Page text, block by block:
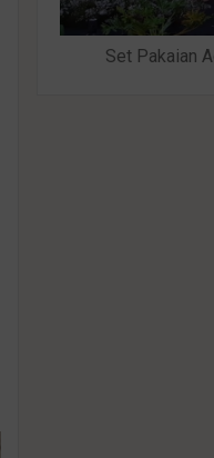
Set Pakaian